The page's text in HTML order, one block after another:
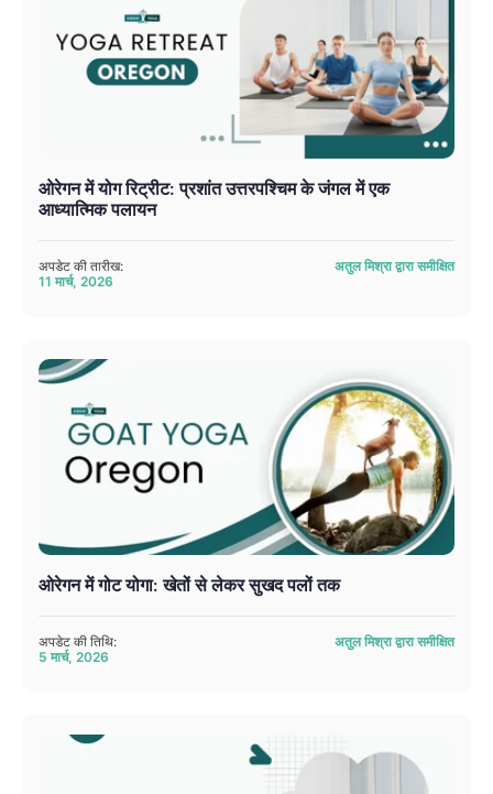
ओरेगन में योग रिट्रीट: प्रशांत उत्तरपश्चिम के जंगल में एक
आध्यात्मिक पलायन
अपडेट की तारीख:
11 मार्च, 2026
अतुल मिश्रा द्वारा समीक्षित
ओरेगन में गोट योगा: खेतों से लेकर सुखद पलों तक
अपडेट की तिथि:
5 मार्च, 2026
अतुल मिश्रा द्वारा समीक्षित